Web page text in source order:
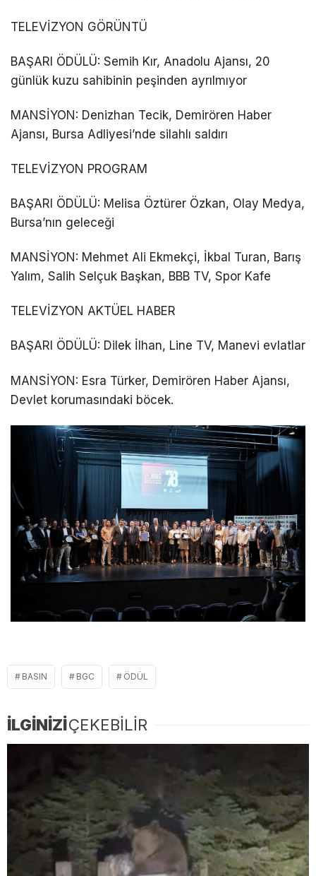
TELEVİZYON GÖRÜNTÜ
BAŞARI ÖDÜLÜ: Semih Kır, Anadolu Ajansı, 20
günlük kuzu sahibinin peşinden ayrılmıyor
MANSİYON: Denizhan Tecik, Demirören Haber
Ajansı, Bursa Adliyesi’nde silahlı saldırı
TELEVİZYON PROGRAM
BAŞARI ÖDÜLÜ: Melisa Öztürer Özkan, Olay Medya,
Bursa’nın geleceği
MANSİYON: Mehmet Ali Ekmekçi, İkbal Turan, Barış
Yalım, Salih Selçuk Başkan, BBB TV, Spor Kafe
TELEVİZYON AKTÜEL HABER
BAŞARI ÖDÜLÜ: Dilek İlhan, Line TV, Manevi evlatlar
MANSİYON: Esra Türker, Demirören Haber Ajansı,
Devlet korumasındaki böcek.
BASIN BGC ÖDÜL
İLGİNİZİÇEKEBİLİR